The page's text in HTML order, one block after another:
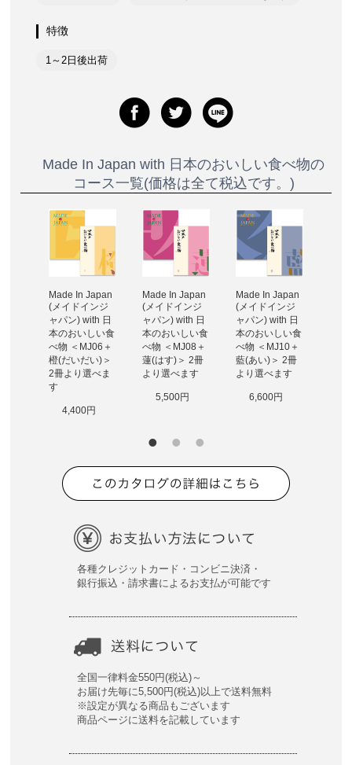
特徴
1～2日後出荷
Made In Japan with 日本のおいしい食べ物の
コース一覧(価格は全て税込です。)
Made In Japan
(メイドインジ
ャパン) with 日
本のおいしい食
べ物 ＜MJ06＋
橙(だいだい)＞
2冊より選べま
す
4,400円
Made In Japan
(メイドインジ
ャパン) with 日
本のおいしい食
べ物 ＜MJ08＋
蓮(はす)＞ 2冊
より選べます
5,500円
Made In Japan
(メイドインジ
ャパン) with 日
本のおいしい食
べ物 ＜MJ10＋
藍(あい)＞ 2冊
より選べます
6,600円
各種クレジットカード・コンビニ決済・
銀行振込・請求書によるお支払が可能です
全国一律料金550円(税込)～
お届け先毎に5,500円(税込)以上で送料無料
※設定が異なる商品もございます
商品ページに送料を記載しています